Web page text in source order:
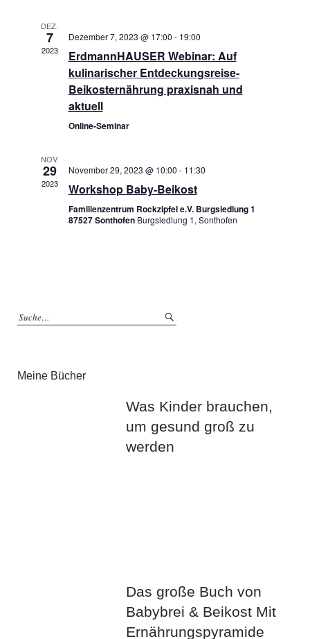
DEZ.
7
2023
Dezember 7, 2023 @ 17:00 - 19:00
ErdmannHAUSER Webinar: Auf
kulinarischer Entdeckungsreise-
Beikosternährung praxisnah und
aktuell
Online-Seminar
NOV.
29
2023
November 29, 2023 @ 10:00 - 11:30
Workshop Baby-Beikost
Familienzentrum Rockzipfel e.V. Burgsiedlung 1
87527 Sonthofen Burgsiedlung 1, Sonthofen
Meine Bücher
Was Kinder brauchen,
um gesund groß zu
werden
Das große Buch von
Babybrei & Beikost Mit
Ernährungspyramide